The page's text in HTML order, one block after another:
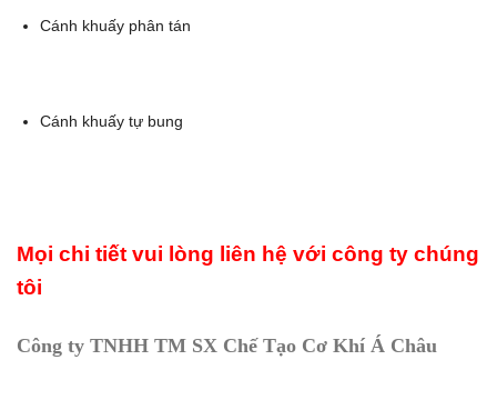
Cánh khuấy phân tán
Cánh khuấy tự bung
Mọi chi tiết vui lòng liên hệ với công ty chúng
tôi
Công ty TNHH TM SX Chế Tạo Cơ Khí Á Châu